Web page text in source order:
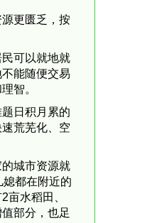
更匮乏，按
可以就地就
能随便交易
智。
日积月累的
荒芜化、空
城市资源就
都在附近的
水稻田、
部分，也足